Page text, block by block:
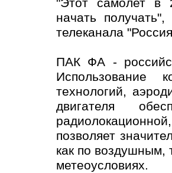
"Этот самолет в
начать
телеканала
ПАК ФА -
Использование
технологий,
двигателя
позволяет
как по воздушным,
метеоусловиях.